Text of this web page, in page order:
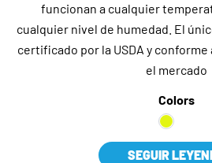
funcionan a cualquier
cualquier nivel de humedad. El
certificado por la USDA y conforme
el mercado
Colors
SEGUIR